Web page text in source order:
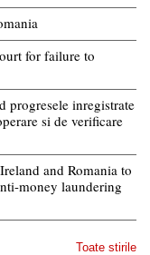
for failure to
progresele inregistrate
si de verificare
and Romania to
money laundering
Toate stirile